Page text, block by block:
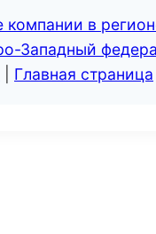
компании в
Западный
Главная страница